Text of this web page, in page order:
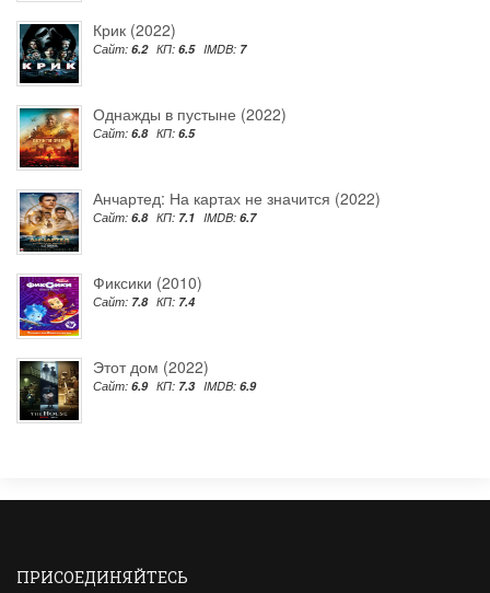
Крик (2022)
Сайт: 6.2 КП: 6.5 IMDB: 7
Однажды в пустыне (2022)
Сайт: 6.8 КП: 6.5
Анчартед: На картах не значится (2022)
Сайт: 6.8 КП: 7.1 IMDB: 6.7
Фиксики (2010)
Сайт: 7.8 КП: 7.4
Этот дом (2022)
Сайт: 6.9 КП: 7.3 IMDB: 6.9
ПРИСОЕДИНЯЙТЕСЬ